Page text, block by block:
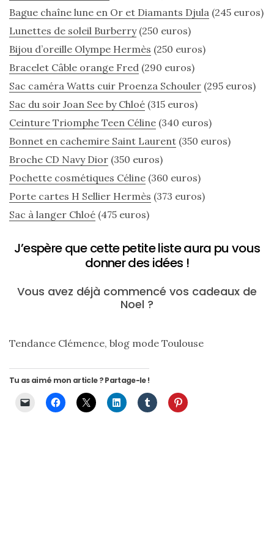
printemps
été
2026
:
ma
sélection
chic
et
pratique
quotidien
09/05/2026
sur
Batman
Small
Paris
Bague chaîne lune en Or et Diamants Djula (245 euros)
Lunettes de soleil Burberry(250 euros)
Bijou d’oreille Olympe Hermès (250 euros)
Bracelet Câble orange Fred (290 euros)
Sac caméra Watts cuir Proenza Schouler (295 euros)
Sac du soir Joan See by Chloé (315 euros)
Ceinture Triomphe Teen Céline (340 euros)
Bonnet en cachemire Saint Laurent (350 euros)
Broche CD Navy Dior (350 euros)
Pochette cosmétiques Céline (360 euros)
Porte cartes H Sellier Hermès (373 euros)
Sac à langer Chloé (475 euros)
J’espère que cette petite liste aura pu vous
donner des idées !
Vous avez déjà commencé vos cadeaux de
Noel ?
Tendance Clémence, blog mode Toulouse
Tu as aimé mon article ? Partage-le !